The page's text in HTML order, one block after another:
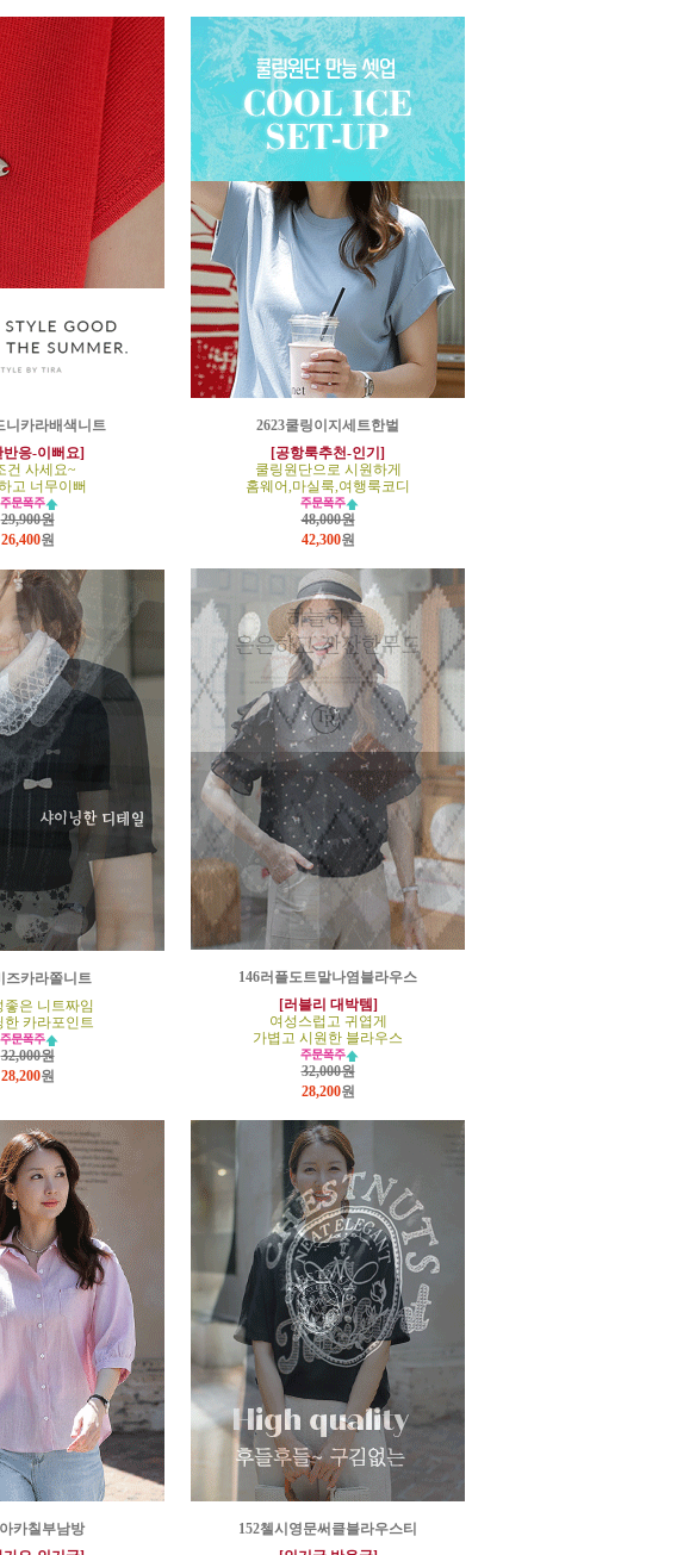
니카라배색니트
반응-이뻐요]
건 사세요~
고 너무이뻐
29,900원
26,400원
2623쿨링이지세트한벌
[공항룩추천-인기]
쿨링원단으로 시원하게
홈웨어,마실룩,여행룩코디
48,000원
42,300원
즈카라쫄니트
좋은 니트짜임
한 카라포인트
32,000원
28,200원
146러플도트말나염블라우스
[러블리 대박템]
여성스럽고 귀엽게
가볍고 시원한 블라우스
32,000원
28,200원
카칠부남방
152첼시영문써클블라우스티